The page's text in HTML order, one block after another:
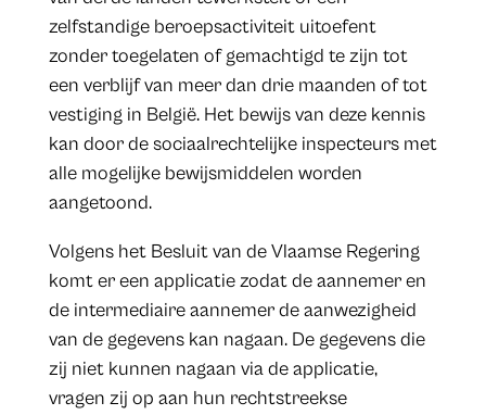
zelfstandige beroepsactiviteit uitoefent
zonder toegelaten of gemachtigd te zijn tot
een verblijf van meer dan drie maanden of tot
vestiging in België. Het bewijs van deze kennis
kan door de sociaalrechtelijke inspecteurs met
alle mogelijke bewijsmiddelen worden
aangetoond.
Volgens het Besluit van de Vlaamse Regering
komt er een applicatie zodat de aannemer en
de intermediaire aannemer de aanwezigheid
van de gegevens kan nagaan. De gegevens die
zij niet kunnen nagaan via de applicatie,
vragen zij op aan hun rechtstreekse